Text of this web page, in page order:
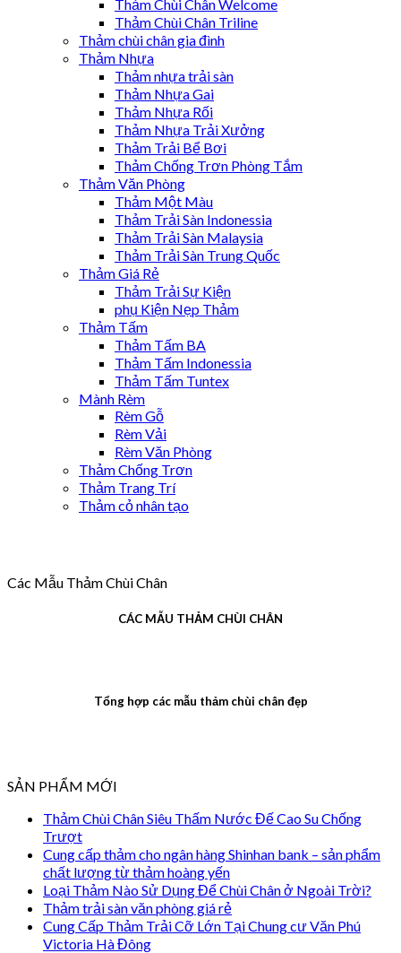
Thảm Chùi Chân Welcome
Thảm Chùi Chân Triline
Thảm chùi chân gia đình
Thảm Nhựa
Thảm nhựa trải sàn
Thảm Nhựa Gai
Thảm Nhựa Rối
Thảm Nhựa Trải Xưởng
Thảm Trải Bể Bơi
Thảm Chống Trơn Phòng Tắm
Thảm Văn Phòng
Thảm Một Màu
Thảm Trải Sàn Indonessia
Thảm Trải Sàn Malaysia
Thảm Trải Sàn Trung Quốc
Thảm Giá Rẻ
Thảm Trải Sự Kiện
phụ Kiện Nẹp Thảm
Thảm Tấm
Thảm Tấm BA
Thảm Tấm Indonessia
Thảm Tấm Tuntex
Mành Rèm
Rèm Gỗ
Rèm Vải
Rèm Văn Phòng
Thảm Chống Trơn
Thảm Trang Trí
Thảm cỏ nhân tạo
Các Mẫu Thảm Chùi Chân
CÁC MẪU THẢM CHÙI CHÂN
Tổng hợp các mẫu thảm chùi chân đẹp
SẢN PHẨM MỚI
Thảm Chùi Chân Siêu Thấm Nước Đế Cao Su Chống
Trượt
Cung cấp thảm cho ngân hàng Shinhan bank – sản phẩm
chất lượng từ thảm hoàng yến
Loại Thảm Nào Sử Dụng Để Chùi Chân ở Ngoài Trời?
Thảm trải sàn văn phòng giá rẻ
Cung Cấp Thảm Trải Cỡ Lớn Tại Chung cư Văn Phú
Victoria Hà Đông